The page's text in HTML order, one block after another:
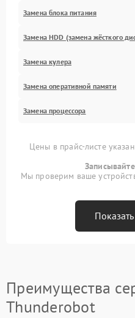
Замена блока питания
Замена HDD (замена жёсткого
Замена кулера
Замена оперативной памяти
Замена процессора
Цены в прайс-листе
Мы проверим ваше
Преимущества
Thunderobot